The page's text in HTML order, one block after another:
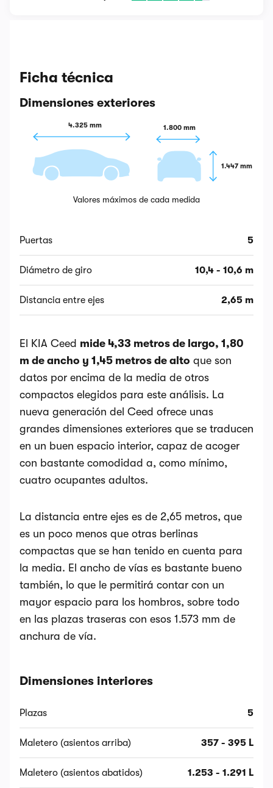
Ficha técnica
Dimensiones exteriores
4.325 mm 1.800 mm
1.447 mm
Valores máximos de cada medida
Puertas 5
Diámetro de giro 10,4 - 10,6 m
Distancia entre ejes 2,65 m
El KIA Ceed mide 4,33 metros de largo, 1,80
m de ancho y 1,45 metros de alto que son
datos por encima de la media de otros
compactos elegidos para este análisis. La
nueva generación del Ceed ofrece unas
grandes dimensiones exteriores que se traducen
en un buen espacio interior, capaz de acoger
con bastante comodidad a, como mínimo,
cuatro ocupantes adultos.
La distancia entre ejes es de 2,65 metros, que
es un poco menos que otras berlinas
compactas que se han tenido en cuenta para
la media. El ancho de vías es bastante bueno
también, lo que le permitirá contar con un
mayor espacio para los hombros, sobre todo
en las plazas traseras con esos 1.573 mm de
anchura de vía.
Dimensiones interiores
Plazas 5
Maletero (asientos arriba) 357 - 395 L
Maletero (asientos abatidos) 1.253 - 1.291 L